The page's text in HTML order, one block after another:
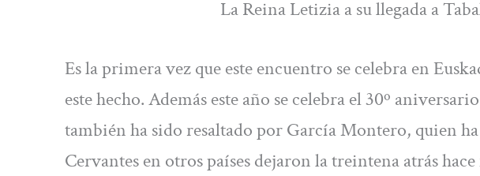
La Reina Letizia a su llegada a
Es la primera vez que este encuentro se celebra en
este hecho. Además este año se celebra el 30º
también ha sido resaltado por García Montero, quien
Cervantes en otros países dejaron la treintena atrás